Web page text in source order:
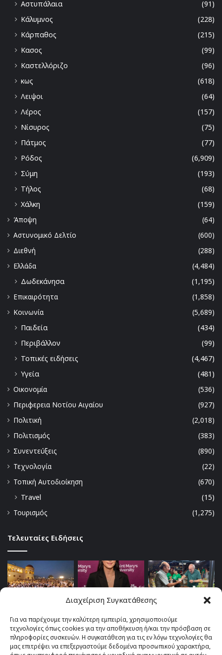
Διαχείριση Συγκατάθεσης
Για να παρέχουμε την καλύτερη εμπειρία, χρησιμοποιούμε
τεχνολογίες όπως cookies για την αποθήκευση ή/και την πρόσβαση σε
πληροφορίες συσκευών. Η συγκατάθεση για τις εν λόγω τεχνολογίες θα
μας επιτρέψει να επεξεργαστούμε δεδομένα προσωπικού χαρακτήρα,
Αστυπάλαια
(91)
Κάλυμνος
(228)
Κάρπαθος
(215)
Κασος
(99)
Καστελλόριζο
(96)
κως
(618)
Λειψοι
(64)
Λέρος
(157)
Νίσυρος
(75)
Πάτμος
(77)
Ρόδος
(6,909)
Σύμη
(193)
Τήλος
(68)
Χάλκη
(159)
Άποψη
(64)
Αστυνομικό Δελτίο
(600)
Διεθνή
(288)
Ελλάδα
(4,484)
Δωδεκάνησα
(1,195)
Επικαιρότητα
(1,858)
Κοινωνία
(5,689)
Παιδεία
(434)
Περιβάλλον
(99)
Τοπικές ειδήσεις
(4,467)
Υγεία
(481)
Οικονομία
(536)
Περιφερεια Νοτίου Αιγαίου
(927)
Πολιτική
(2,018)
Πολιτισμός
(383)
Συνεντεύξεις
(890)
Τεχνολογία
(22)
Τοπική Αυτοδιοίκηση
(670)
Travel
(15)
Τουρισμός
(1,275)
Τελευταίες Ειδήσεις